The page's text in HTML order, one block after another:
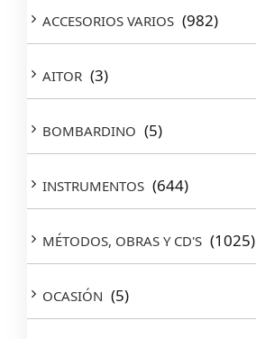
ACCESORIOS VARIOS (982)
AITOR (3)
BOMBARDINO (5)
INSTRUMENTOS (644)
MÉTODOS, OBRAS Y CD'S (1025)
OCASIÓN (5)